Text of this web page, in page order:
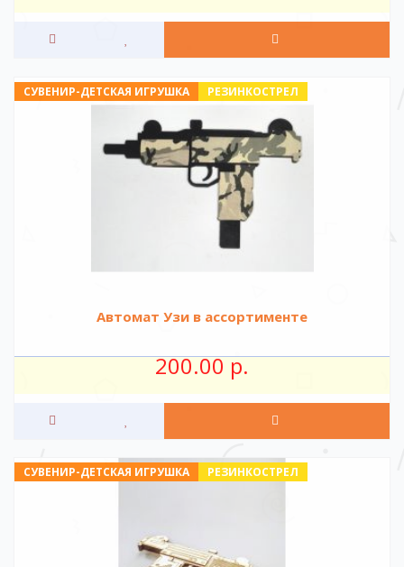
РЕЗИНКОСТРЕЛ
СУВЕНИР-ДЕТСКАЯ ИГРУШКА
Автомат Узи в ассортименте
200.00 р.
РЕЗИНКОСТРЕЛ
СУВЕНИР-ДЕТСКАЯ ИГРУШКА